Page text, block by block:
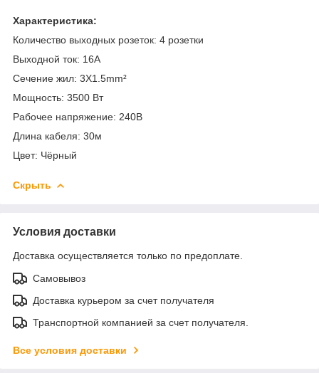
Характеристика:
Количество выходных розеток: 4 розетки
Выходной ток: 16А
Сечение жил: 3X1.5mm²
Мощность: 3500 Вт
Рабочее напряжение: 240В
Длина кабеля: 30м
Цвет: Чёрный
Скрыть
Условия доставки
Доставка осуществляется только по предоплате.
Самовывоз
Доставка курьером за счет получателя
Транспортной компанией за счет получателя.
Все условия доставки